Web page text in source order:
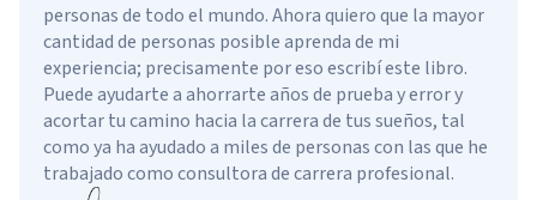
personas de todo el mundo. Ahora quiero que la mayor
cantidad de personas posible aprenda de mi
experiencia; precisamente por eso escribí este libro.
Puede ayudarte a ahorrarte años de prueba y error y
acortar tu camino hacia la carrera de tus sueños, tal
como ya ha ayudado a miles de personas con las que he
trabajado como consultora de carrera profesional.